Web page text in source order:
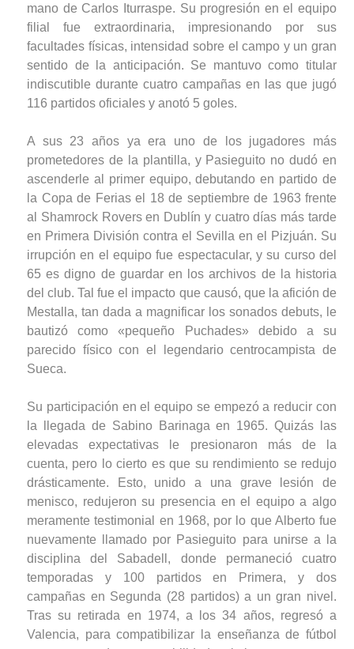
mano de Carlos Iturraspe. Su progresión en el equipo
filial fue extraordinaria, impresionando por sus
facultades físicas, intensidad sobre el campo y un gran
sentido de la anticipación. Se mantuvo como titular
indiscutible durante cuatro campañas en las que jugó
116 partidos oficiales y anotó 5 goles.
A sus 23 años ya era uno de los jugadores más
prometedores de la plantilla, y Pasieguito no dudó en
ascenderle al primer equipo, debutando en partido de
la Copa de Ferias el 18 de septiembre de 1963 frente
al Shamrock Rovers en Dublín y cuatro días más tarde
en Primera División contra el Sevilla en el Pizjuán. Su
irrupción en el equipo fue espectacular, y su curso del
65 es digno de guardar en los archivos de la historia
del club. Tal fue el impacto que causó, que la afición de
Mestalla, tan dada a magnificar los sonados debuts, le
bautizó como «pequeño Puchades» debido a su
parecido físico con el legendario centrocampista de
Sueca.
Su participación en el equipo se empezó a reducir con
la llegada de Sabino Barinaga en 1965. Quizás las
elevadas expectativas le presionaron más de la
cuenta, pero lo cierto es que su rendimiento se redujo
drásticamente. Esto, unido a una grave lesión de
menisco, redujeron su presencia en el equipo a algo
meramente testimonial en 1968, por lo que Alberto fue
nuevamente llamado por Pasieguito para unirse a la
disciplina del Sabadell, donde permaneció cuatro
temporadas y 100 partidos en Primera, y dos
campañas en Segunda (28 partidos) a un gran nivel.
Tras su retirada en 1974, a los 34 años, regresó a
Valencia, para compatibilizar la enseñanza de fútbol